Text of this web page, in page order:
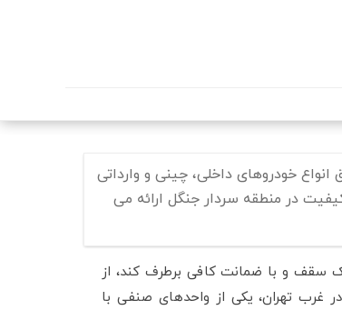
خودروهای داخلی، چینی و وارداتی
در منطقه سردار جنگل ارائه می
سقف و با ضمانت کافی برطرف کند، از
غرب تهران، یکی از واحدهای صنفی با